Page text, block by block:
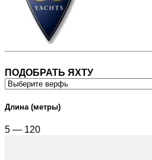
ПОДОБРАТЬ ЯХТУ
Длина (метры)
5 — 120